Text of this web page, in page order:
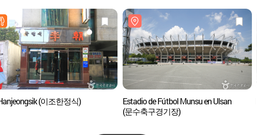
(이조한정식)
Estadio de Fútbol Munsu en Ulsan
(문수축구경기장)